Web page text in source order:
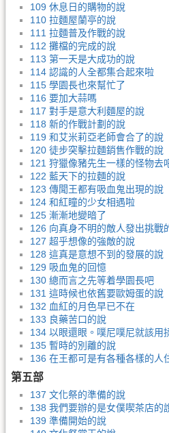
109 休息日的購物的說
110 拉麵屋蘭亭的說
111 拉麵普及作戰的說
112 攤檔的完成的說
113 第一天是大成功的說
114 認識的人全都集合起來啦
115 學園長也來幫忙了
116 要加大蒜嗎
117 對手是意大利麵屋的說
118 新的作戰計劃的說
119 和艾米莉亞老師會合了的說
120 徒步突擊拉麵銷售作戰的說
121 狩獵像豬先生一樣的怪物去
122 藍天下的拉麵的說
123 傳聞王都有吸血鬼出現的說
124 和紅瞳的少女相遇啦
125 漸漸地變暗了
126 向真身不明的敵人發出挑戰
127 超乎想像的強敵的說
128 這真是意想不到的發展的說
129 吸血鬼的回憶
130 總而言之先等着學園長吧
131 這時候也依舊要歐姆蛋的說
132 血紅的月色早已不在
133 良藥苦口的說
134 以眼還眼。噗尼噗尼就該用
135 暫時的別離的說
136 在王都可是有各種各樣的人
第五部
137 文化祭的準備的說
138 我們要辦的是女僕喫茶店的
139 準備開始的說